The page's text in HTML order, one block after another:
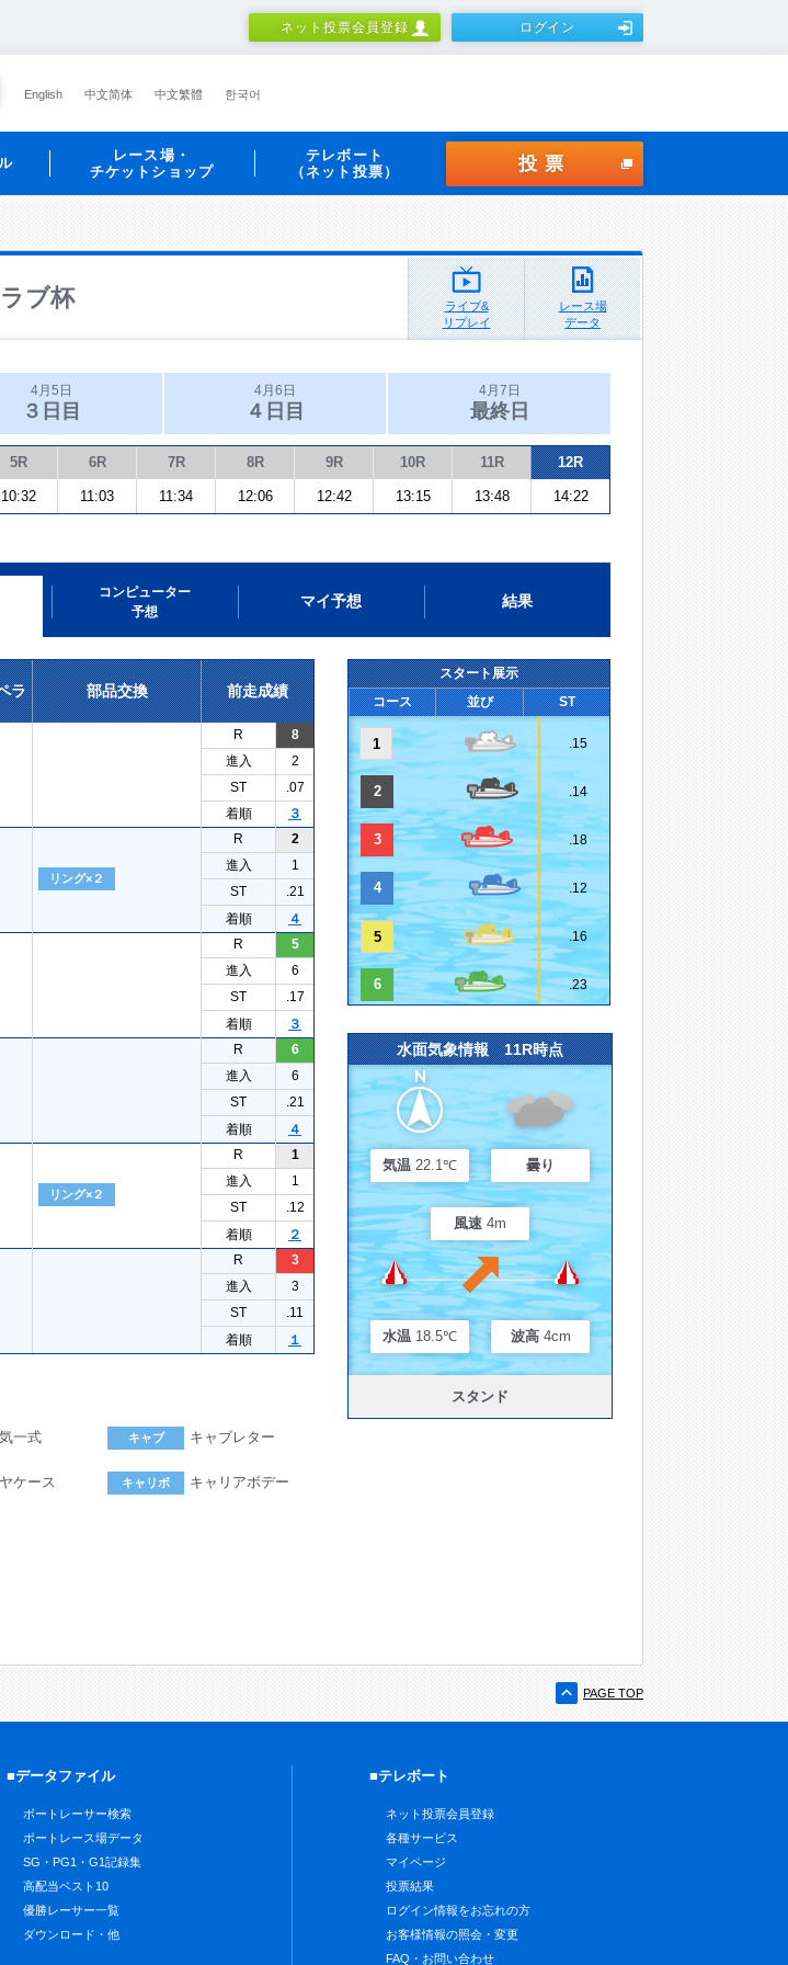
ネット投票会員登録 ログイン
English 中文简体 中文繁體 한국어
レース場・
チケットショップ
テレボート
（ネット投票）
投票
ブ杯
ライブ&
リプレイ
レース場
データ
4月5日
３日目
4月6日
４日目
4月7日
最終日
5R 6R 7R 8R 9R 10R 11R 12R
10:32 11:03 11:34 12:06 12:42 13:15 13:48 14:22
コンピューター
予想
マイ予想 結果
ラ 部品交換
前走成績
R
8
進入
2
ST
.07
着順
３
リング×２
R
2
進入
1
ST
.21
着順
４
R
5
進入
6
ST
.17
着順
３
R
6
進入
6
ST
.21
着順
４
リング×２
R
1
進入
1
ST
.12
着順
２
R
3
進入
3
ST
.11
着順
１
一式 キャブ キャブレター
ケース キャリボ キャリアボデー
スタート展示
コース
並び ST
1 .15
2 .14
3 .18
4 .12
5 .16
6 .23
水面気象情報 11R時点
気温 22.1℃ 曇り
風速 4m
水温 18.5℃ 波高 4cm
スタンド
PAGE TOP
■データファイル
ボートレーサー検索
ボートレース場データ
SG・PG1・G1記録集
高配当ベスト10
優勝レーサー一覧
ダウンロード・他
■テレボート
ネット投票会員登録
各種サービス
マイページ
投票結果
ログイン情報をお忘れの方
お客様情報の照会・変更
FAQ・お問い合わせ